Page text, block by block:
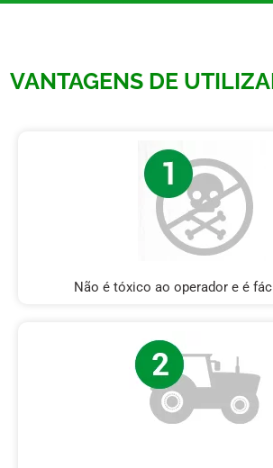
VANTAGENS DE
Não é tóxico ao operador e é